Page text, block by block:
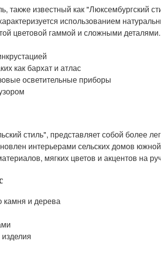
также известный как "Люксембургский
использованием
цветовой гаммой и сложными
как бархат и атлас
осветительные приборы
стиль", представляет собой более
интерьерами сельских домов
мягких цветов и акцентов на
камня и дерева